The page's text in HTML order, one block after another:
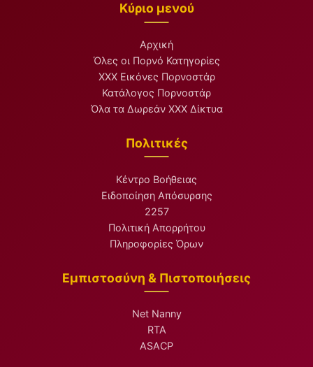
Κύριο μενού
Αρχική
Όλες οι Πορνό Κατηγορίες
XXX Εικόνες Πορνοστάρ
Κατάλογος Πορνοστάρ
Όλα τα Δωρεάν XXX Δίκτυα
Πολιτικές
Κέντρο Βοήθειας
Ειδοποίηση Απόσυρσης
2257
Πολιτική Απορρήτου
Πληροφορίες Όρων
Εμπιστοσύνη & Πιστοποιήσεις
Net Nanny
RTA
ASACP